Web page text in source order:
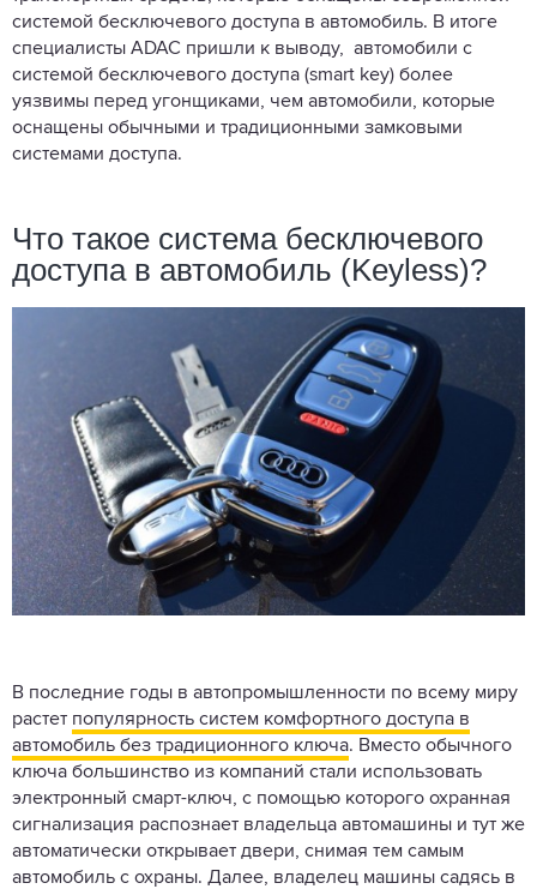
системой бесключевого доступа в автомобиль. В итоге
специалисты ADAC пришли к выводу, автомобили с
системой бесключевого доступа (smart key) более
уязвимы перед угонщиками, чем автомобили, которые
оснащены обычными и традиционными замковыми
системами доступа.
Что такое система бесключевого
доступа в автомобиль (Keyless)?
В последние годы в автопромышленности по всему миру
растет популярность систем комфортного доступа в
автомобиль без традиционного ключа. Вместо обычного
ключа большинство из компаний стали использовать
электронный смарт-ключ, с помощью которого охранная
сигнализация распознает владельца автомашины и тут же
автоматически открывает двери, снимая тем самым
автомобиль с охраны. Далее, владелец машины садясь в